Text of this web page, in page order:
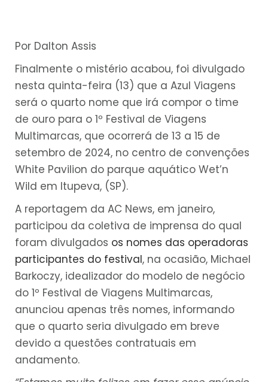
Por Dalton Assis
Finalmente o mistério acabou, foi divulgado
nesta quinta-feira (13) que a Azul Viagens
será o quarto nome que irá compor o time
de ouro para o 1º Festival de Viagens
Multimarcas, que ocorrerá de 13 a 15 de
setembro de 2024, no centro de convenções
White Pavilion do parque aquático Wet’n
Wild em Itupeva, (SP).
A reportagem da AC News, em janeiro,
participou da coletiva de imprensa do qual
foram divulgados os nomes das operadoras
participantes do festival, na ocasião, Michael
Barkoczy, idealizador do modelo de negócio
do 1º Festival de Viagens Multimarcas,
anunciou apenas três nomes, informando
que o quarto seria divulgado em breve
devido a questões contratuais em
andamento.